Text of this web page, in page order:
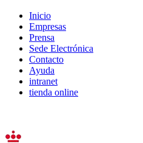
Inicio
Empresas
Prensa
Sede Electrónica
Contacto
Ayuda
intranet
tienda online